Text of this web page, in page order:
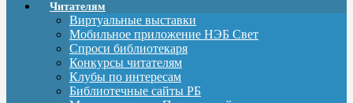
Читателям
Виртуальные выставки
Мобильное приложение НЭБ Свет
Спроси библиотекаря
Конкурсы читателям
Клубы по интересам
Библиотечные сайты РБ